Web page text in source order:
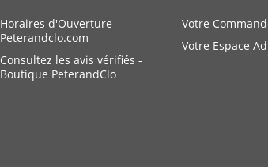
Horaires d'Ouverture -
Peterandclo.com
Consultez les avis vérifiés -
Boutique PeterandClo
Votre
Votre Espace